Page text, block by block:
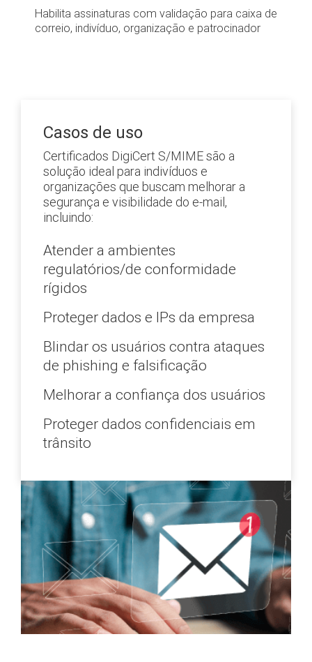
Habilita assinaturas com validação para caixa de
correio, indivíduo, organização e patrocinador
Casos de uso
Certificados DigiCert S/MIME são a
solução ideal para indivíduos e
organizações que buscam melhorar a
segurança e visibilidade do e-mail,
incluindo:
Atender a ambientes
regulatórios/de conformidade
rígidos
Proteger dados e IPs da empresa
Blindar os usuários contra ataques
de phishing e falsificação
Melhorar a confiança dos usuários
Proteger dados confidenciais em
trânsito